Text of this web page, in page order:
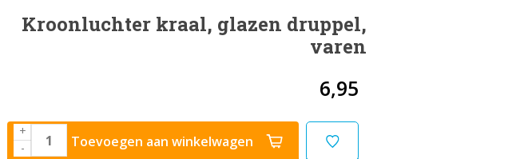
Kroonluchter kraal, glazen druppel,
varen
6,95
+
-
Toevoegen aan winkelwagen